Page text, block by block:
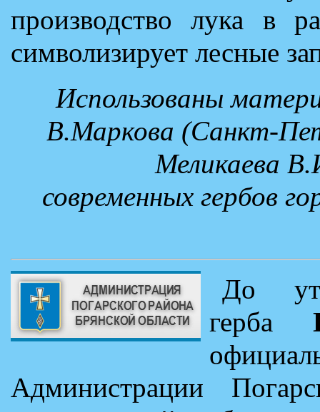
производство лука в
символизирует лесные
Использованы
В.Маркова (Санкт-
Меликаева
современных гербов
До
герба
Администрации